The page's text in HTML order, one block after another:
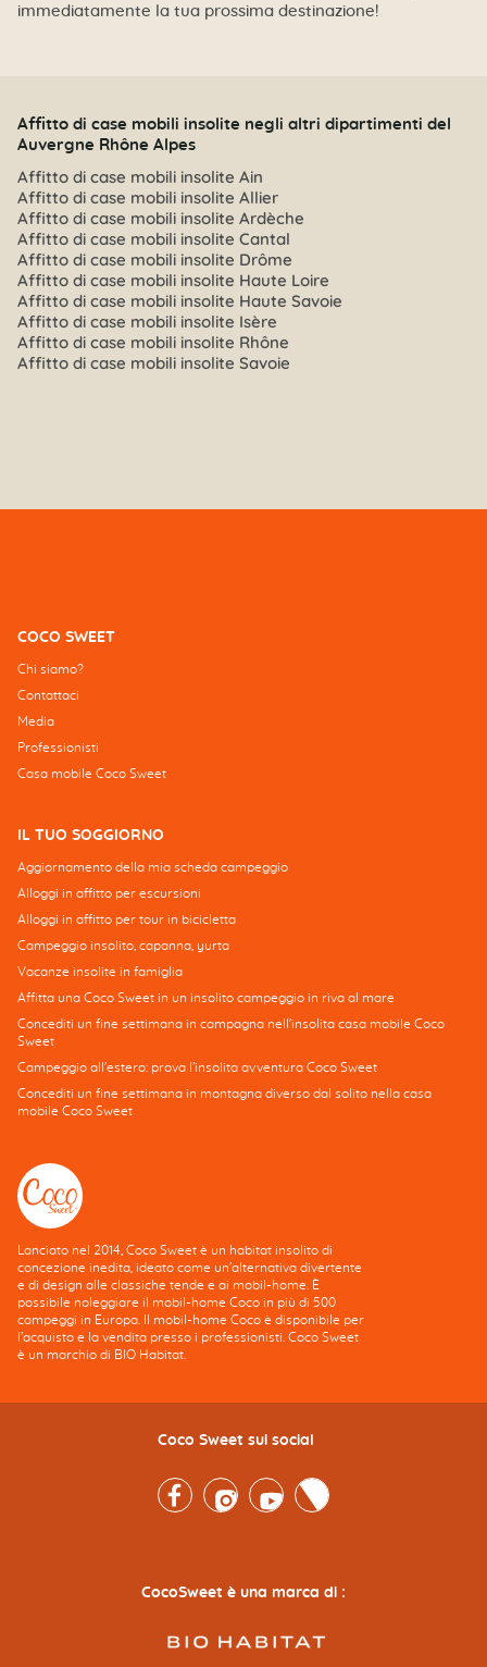
immediatamente la tua prossima destinazione!
Affitto di case mobili insolite negli altri dipartimenti del
Auvergne Rhône Alpes
Affitto di case mobili insolite Ain
Affitto di case mobili insolite Allier
Affitto di case mobili insolite Ardèche
Affitto di case mobili insolite Cantal
Affitto di case mobili insolite Drôme
Affitto di case mobili insolite Haute Loire
Affitto di case mobili insolite Haute Savoie
Affitto di case mobili insolite Isère
Affitto di case mobili insolite Rhône
Affitto di case mobili insolite Savoie
COCO SWEET
Chi siamo?
Contattaci
Media
Professionisti
Casa mobile Coco Sweet
IL TUO SOGGIORNO
Aggiornamento della mia scheda campeggio
Alloggi in affitto per escursioni
Alloggi in affitto per tour in bicicletta
Campeggio insolito, capanna, yurta
Vacanze insolite in famiglia
Affitta una Coco Sweet in un insolito campeggio in riva al mare
Concediti un fine settimana in campagna nell'insolita casa mobile Coco
Sweet
Campeggio all'estero: prova l'insolita avventura Coco Sweet
Concediti un fine settimana in montagna diverso dal solito nella casa
mobile Coco Sweet
Lanciato nel 2014, Coco Sweet è un habitat insolito di
concezione inedita, ideato come un'alternativa divertente
e di design alle classiche tende e ai mobil-home. È
possibile noleggiare il mobil-home Coco in più di 500
campeggi in Europa. Il mobil-home Coco è disponibile per
l'acquisto e la vendita presso i professionisti. Coco Sweet
è un marchio di BIO Habitat.
Coco Sweet sui social
FacebookInstagramYoutubeTwitter
CocoSweet è una marca di :